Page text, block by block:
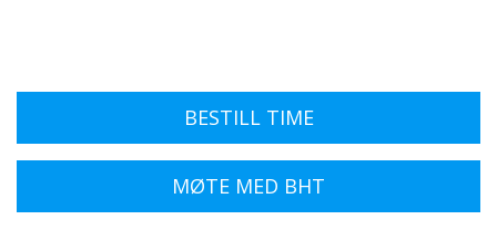
BESTILL TIME
MØTE MED BHT